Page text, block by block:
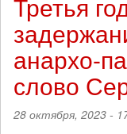
анархо-
слово
28 октября, 2023 -